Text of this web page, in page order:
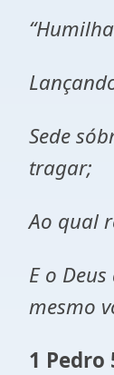
Sede
tragar;
Ao qual
E o
mesmo
1 Pedro